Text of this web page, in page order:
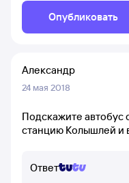
Опубликовать
Александр
24 мая 2018
Подскажите автобус
станцию Колышлей и
Ответ